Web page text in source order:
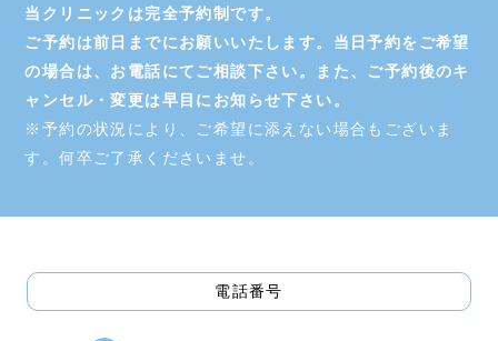
当クリニックは完全予約制です。
ご予約は前日までにお願いいたします。当日予約をご希望
の場合は、お電話にてご相談下さい。また、ご予約後のキ
ャンセル・変更は早目にお知らせ下さい。
※予約の状況により、ご希望に添えない場合もございま
す。何卒ご了承くださいませ。
電話番号